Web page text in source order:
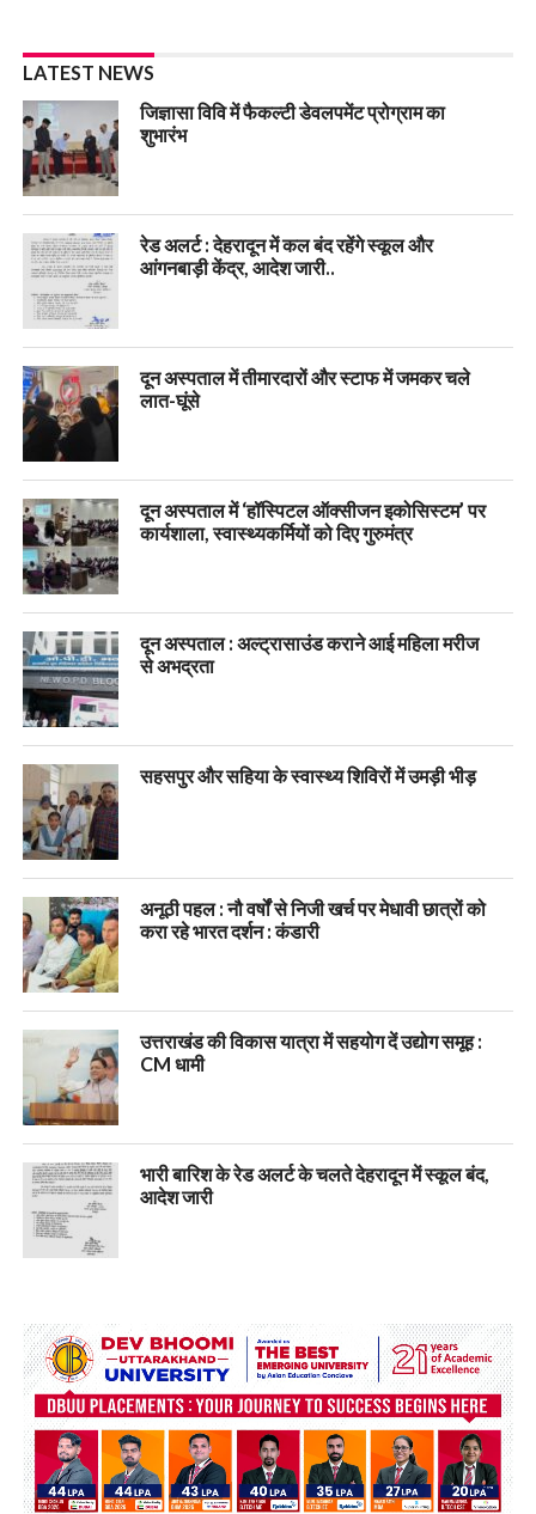
LATEST NEWS
जिज्ञासा विवि में फैकल्टी डेवलपमेंट प्रोग्राम का
शुभारंभ
रेड अलर्ट : देहरादून में कल बंद रहेंगे स्कूल और
आंगनबाड़ी केंद्र, आदेश जारी..
दून अस्पताल में तीमारदारों और स्टाफ में जमकर चले
लात-घूंसे
दून अस्पताल में ‘हॉस्पिटल ऑक्सीजन इकोसिस्टम’ पर
कार्यशाला, स्वास्थ्यकर्मियों को दिए गुरुमंत्र
दून अस्पताल : अल्ट्रासाउंड कराने आई महिला मरीज
से अभद्रता
सहसपुर और सहिया के स्वास्थ्य शिविरों में उमड़ी भीड़
अनूठी पहल : नौ वर्षों से निजी खर्च पर मेधावी छात्रों को
करा रहे भारत दर्शन : कंडारी
उत्तराखंड की विकास यात्रा में सहयोग दें उद्योग समूह :
CM धामी
भारी बारिश के रेड अलर्ट के चलते देहरादून में स्कूल बंद,
आदेश जारी